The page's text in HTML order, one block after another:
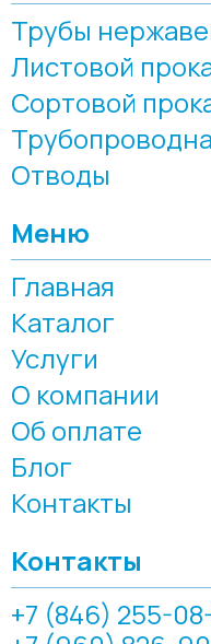
Трубы
Листовой
Сортовой
Отводы
Меню
Главная
Каталог
Услуги
О компании
Об оплате
Блог
Контакты
Контакты
+7 (846) 255-